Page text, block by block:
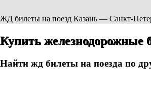
ЖД билеты на поезд Казань — Санкт-
Купить железнодорожные
Найти жд билеты на поезда по